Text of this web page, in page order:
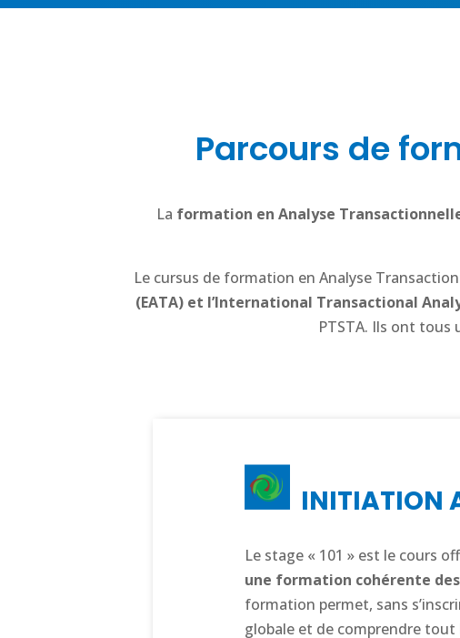
Parcours de
La formation en Analyse
Le cursus de formation en Analyse
(EATA) et l’International Transactional
PTSTA. Ils ont tous
INITIATION
Le stage « 101 » est le cours
une formation cohérente
formation permet, sans
globale et de comprendre